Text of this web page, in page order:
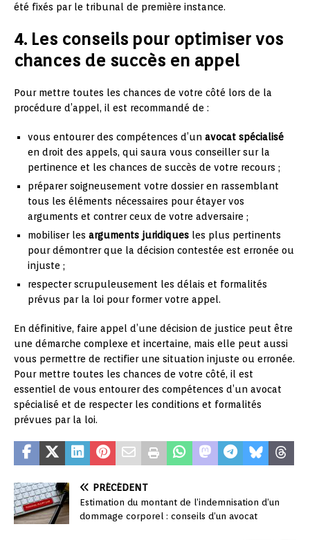
été fixés par le tribunal de première instance.
4. Les conseils pour optimiser vos
chances de succès en appel
Pour mettre toutes les chances de votre côté lors de la
procédure d’appel, il est recommandé de :
vous entourer des compétences d’un avocat spécialisé
en droit des appels, qui saura vous conseiller sur la
pertinence et les chances de succès de votre recours ;
préparer soigneusement votre dossier en rassemblant
tous les éléments nécessaires pour étayer vos
arguments et contrer ceux de votre adversaire ;
mobiliser les arguments juridiques les plus pertinents
pour démontrer que la décision contestée est erronée ou
injuste ;
respecter scrupuleusement les délais et formalités
prévus par la loi pour former votre appel.
En définitive, faire appel d’une décision de justice peut être
une démarche complexe et incertaine, mais elle peut aussi
vous permettre de rectifier une situation injuste ou erronée.
Pour mettre toutes les chances de votre côté, il est
essentiel de vous entourer des compétences d’un avocat
spécialisé et de respecter les conditions et formalités
prévues par la loi.
PRÉCÉDENT
Estimation du montant de l’indemnisation d’un
dommage corporel : conseils d’un avocat